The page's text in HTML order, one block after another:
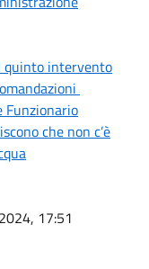
quinto intervento
Funzionario
che non c’è
17:51